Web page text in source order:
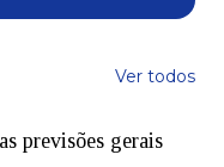
Ver todos
previsões gerais